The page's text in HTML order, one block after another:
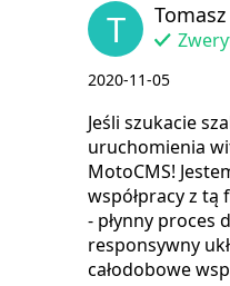
T
2020-11-05
Jeśli szukacie
uruchomienia
MotoCMS!
współpracy z
- płynny proces
responsywny
całodobowe